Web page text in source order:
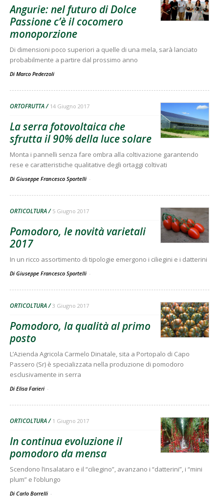
Angurie: nel futuro di Dolce
Passione c’è il cocomero
monoporzione
Di dimensioni poco superiori a quelle di una mela, sarà lanciato
probabilmente a partire dal prossimo anno
Di Marco Pederzoli
ORTOFRUTTA 14 Giugno 2017
La serra fotovoltaica che
sfrutta il 90% della luce solare
Monta i pannelli senza fare ombra alla coltivazione garantendo
rese e caratteristiche qualitative degli ortaggi coltivati
Di Giuseppe Francesco Sportelli -
ORTICOLTURA 5 Giugno 2017
Pomodoro, le novità varietali
2017
In un ricco assortimento di tipologie emergono i ciliegini e i datterini
Di Giuseppe Francesco Sportelli -
ORTICOLTURA 3 Giugno 2017
Pomodoro, la qualità al primo
posto
L’Azienda Agricola Carmelo Dinatale, sita a Portopalo di Capo
Passero (Sr) è specializzata nella produzione di pomodoro
esclusivamente in serra
Di Elisa Farieri -
ORTICOLTURA 1 Giugno 2017
In continua evoluzione il
pomodoro da mensa
Scendono l’insalataro e il “ciliegino”, avanzano i “datterini”, i “mini
plum” e l’oblungo
Di Carlo Borrelli -